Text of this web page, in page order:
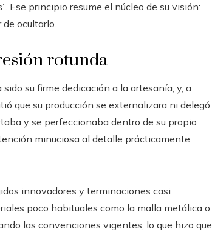
Ese principio resume el núcleo de su visión:
ocultarlo.
rotunda
su firme dedicación a la artesanía, y, a
que su producción se externalizara ni delegó
y se perfeccionaba dentro de su propio
minuciosa al detalle prácticamente
innovadores y terminaciones casi
poco habituales como la malla metálica o
las convenciones vigentes, lo que hizo que